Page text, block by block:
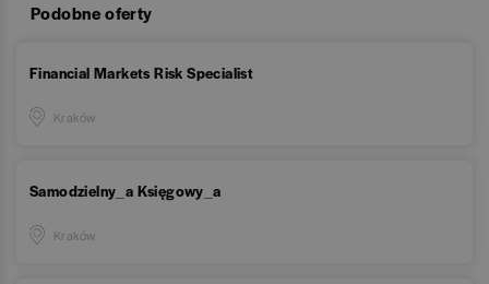
Podobne oferty
Financial Markets Risk Specialist
Kraków
Samodzielny_a Księgowy_a
Kraków